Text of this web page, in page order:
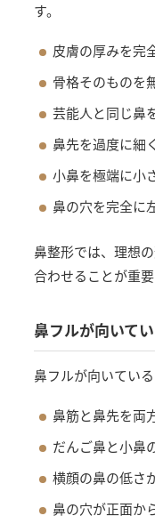
す。
皮膚の厚みを完
骨格そのものを
芸能人と同じ鼻
鼻先を過度に細
小鼻を極端に小
鼻の穴を完全に
鼻整形では、理想
合わせることが重要
鼻フルが向いて
鼻フルが向いてい
鼻筋と鼻先を両
だんご鼻と小鼻
横顔の鼻の低さ
鼻の穴が正面か